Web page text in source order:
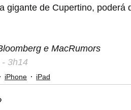
gigante de Cupertino, poderá
e MacRumors
3h14
iPhone iPad